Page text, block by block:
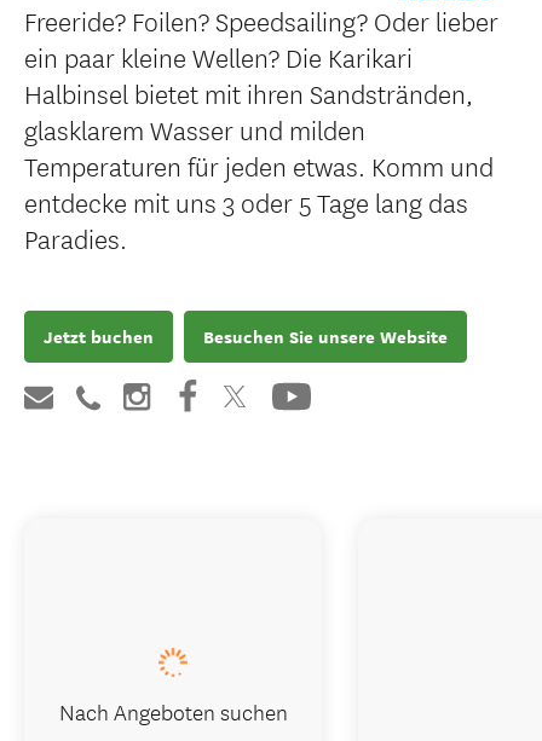
Freeride? Foilen? Speedsailing? Oder lieber
ein paar kleine Wellen? Die Karikari
Halbinsel bietet mit ihren Sandstränden,
glasklarem Wasser und milden
Temperaturen für jeden etwas. Komm und
entdecke mit uns 3 oder 5 Tage lang das
Paradies.
Jetzt buchen Besuchen Sie unsere Website
Nach Angeboten suchen